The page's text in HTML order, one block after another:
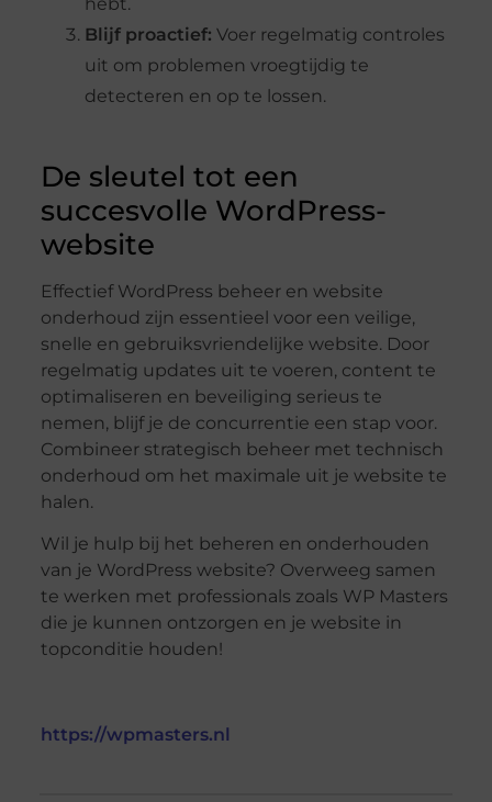
Blijf proactief: Voer regelmatig controles
uit om problemen vroegtijdig te
detecteren en op te lossen.
De sleutel tot een
succesvolle WordPress-
website
Effectief WordPress beheer en website
onderhoud zijn essentieel voor een veilige,
snelle en gebruiksvriendelijke website. Door
regelmatig updates uit te voeren, content te
optimaliseren en beveiliging serieus te
nemen, blijf je de concurrentie een stap voor.
Combineer strategisch beheer met technisch
onderhoud om het maximale uit je website te
halen.
Wil je hulp bij het beheren en onderhouden
van je WordPress website? Overweeg samen
te werken met professionals zoals WP Masters
die je kunnen ontzorgen en je website in
topconditie houden!
https://wpmasters.nl